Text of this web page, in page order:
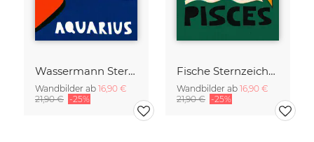
Wassermann Sternzeichen
Wandbilder ab 16,90 €
21,90 € -25%
Fische Sternzeichen
Wandbilder ab 16,90 €
21,90 € -25%